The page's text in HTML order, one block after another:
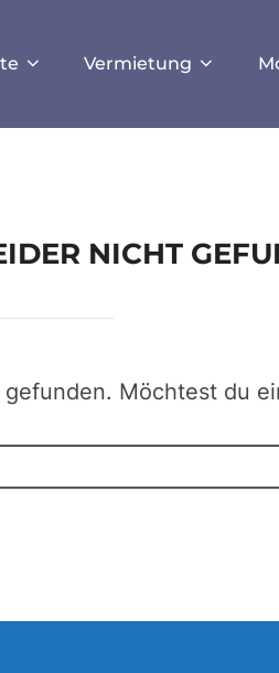
true);
Vermietung
NICHT
Möchtest du